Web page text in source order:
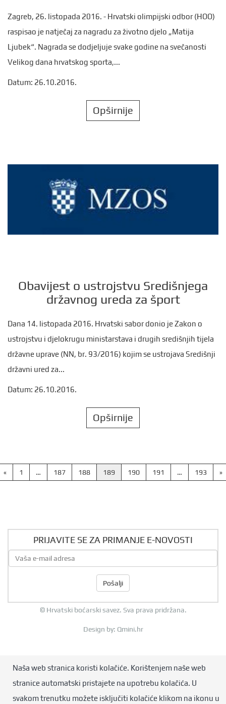
Zagreb, 26. listopada 2016. - Hrvatski olimpijski odbor (HOO)
raspisao je natječaj za nagradu za životno djelo „Matija
Ljubek“. Nagrada se dodjeljuje svake godine na svečanosti
Velikog dana hrvatskog sporta,...
Datum: 26.10.2016.
Opširnije
Obavijest o ustrojstvu Središnjega
državnog ureda za šport
Dana 14. listopada 2016. Hrvatski sabor donio je Zakon o
ustrojstvu i djelokrugu ministarstava i drugih središnjih tijela
državne uprave (NN, br. 93/2016) kojim se ustrojava Središnji
državni ured za...
Datum: 26.10.2016.
Opširnije
« 1 … 187 188 189 190 191 … 193 »
PRIJAVITE SE ZA PRIMANJE E-NOVOSTI
Pošalji
© Hrvatski boćarski savez. Sva prava pridržana.
Design by: Qmini.hr
Naša web stranica koristi kolačiće. Korištenjem naše web
stranice automatski pristajete na upotrebu kolačića. U
svakom trenutku možete isključiti kolačiće klikom na ikonu u